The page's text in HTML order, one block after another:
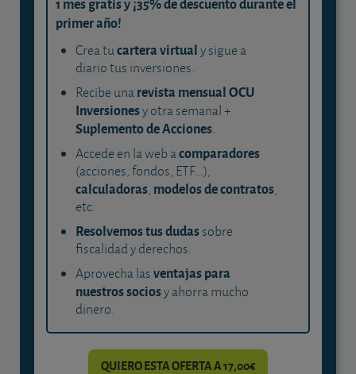
primer año!
Crea tucartera virtualy sigue a
diario tus inversiones.
Recibe unarevista mensual OCU
Inversionesy otra semanal +
Suplemento de Acciones.
Accede en la web acomparadores
(acciones, fondos, ETF...),
calculadoras, modelos de contratos,
etc.
Resolvemos tus dudassobre
fiscalidad y derechos.
Aprovecha lasventajas para
nuestros sociosy ahorra mucho
dinero.
QUIERO ESTA OFERTA A 17,00€